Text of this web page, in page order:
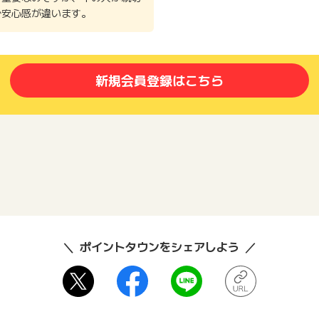
心感が違います。
新規会員登録はこちら
ポイントタウンをシェアしよう